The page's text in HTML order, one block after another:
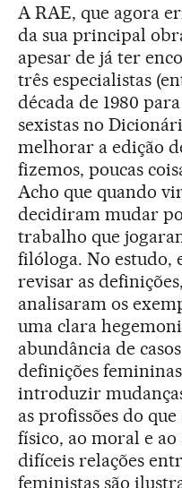
A RAE, que agora
da sua principal
apesar de já ter
três especialistas
década de 1980
sexistas no
melhorar a edição
fizemos, poucas
Acho que quando
decidiram mudar
trabalho que
filóloga. No estudo,
revisar as
analisaram os
uma clara
abundância de
definições
introduzir
as profissões do
físico, ao moral e
difíceis relações
feministas são